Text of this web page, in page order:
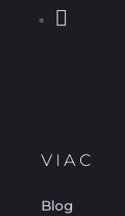
VIAC
Blog